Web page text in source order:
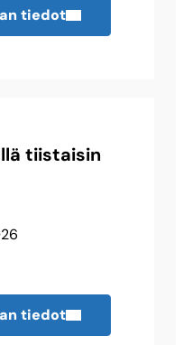
tiedot
tiistaisin
tiedot